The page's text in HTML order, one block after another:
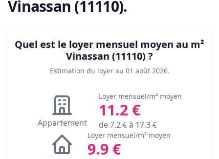
Vinassan (11110).
Quel est le loyer mensuel moyen au m²
Vinassan (11110) ?
Estimation du loyer au 01 août 2026.
Appartement
Loyer mensuel/m² moyen
11.2€
de7.2€ à 17.3€
Loyer mensuel/m² moyen
9.9 €